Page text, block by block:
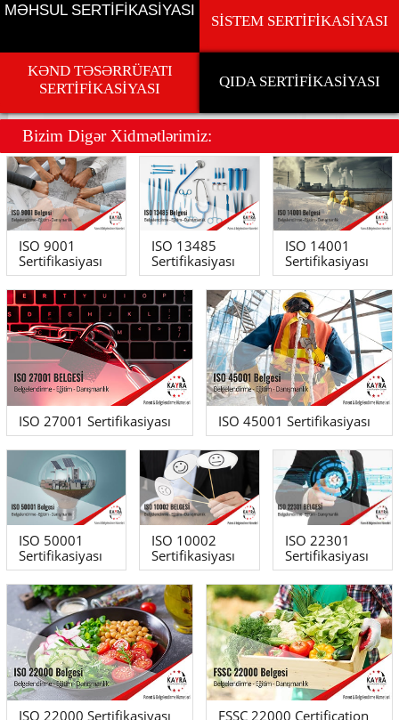
MƏHSUL SERTİFİKASİYASI
SİSTEM SERTİFİKASİYASI
KƏND TƏSƏRRÜFATI
SERTİFİKASİYASI
QIDA SERTİFİKASİYASI
Bizim Digər Xidmətlərimiz:
ISO 9001
Sertifikasiyası
ISO 13485
Sertifikasiyası
ISO 14001
Sertifikasiyası
ISO 27001 Sertifikasiyası ISO 45001 Sertifikasiyası
ISO 50001
Sertifikasiyası
ISO 10002
Sertifikasiyası
ISO 22301
Sertifikasiyası
ISO 22000 Sertifikasiyası FSSC 22000 Certification